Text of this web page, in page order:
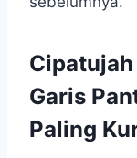
Garis
Paling